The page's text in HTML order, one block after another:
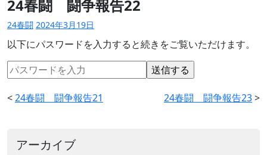
アーカイブ
24春闘 闘争報告22
24春闘 2024年3月19日
以下にパスワードを入力すると続きをご覧いただけます。
<24春闘 闘争報告21 24春闘 闘争報告23>